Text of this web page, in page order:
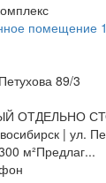
помещение
89/3
ОТДЕЛЬНО
| ул.
м²Предлаг...